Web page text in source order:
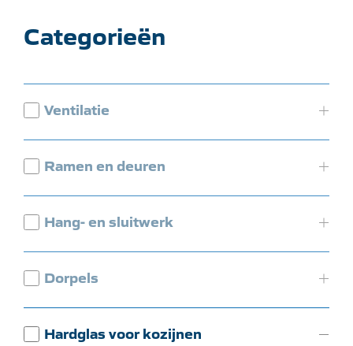
Categorieën
Ventilatie
Ramen en deuren
Hang- en sluitwerk
Dorpels
Hardglas voor kozijnen